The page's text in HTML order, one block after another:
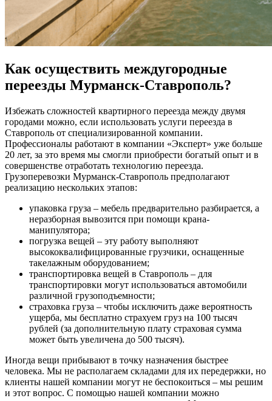
Как осуществить междугородные
переезды Мурманск-Ставрополь?
Избежать сложностей квартирного переезда между двумя
городами можно, если использовать услуги переезда в
Ставрополь от специализированной компании.
Профессионалы работают в компании «Эксперт» уже больше
20 лет, за это время мы смогли приобрести богатый опыт и в
совершенстве отработать технологию переезда.
Грузоперевозки Мурманск-Ставрополь предполагают
реализацию нескольких этапов:
упаковка груза – мебель предварительно разбирается, а
неразборная вывозится при помощи крана-
манипулятора;
погрузка вещей – эту работу выполняют
высококвалифицированные грузчики, оснащенные
такелажным оборудованием;
транспортировка вещей в Ставрополь – для
транспортировки могут использоваться автомобили
различной грузоподъемности;
страховка груза – чтобы исключить даже вероятность
ущерба, мы бесплатно страхуем груз на 100 тысяч
рублей (за дополнительную плату страховая сумма
может быть увеличена до 500 тысяч).
Иногда вещи прибывают в точку назначения быстрее
человека. Мы не располагаем складами для их передержки, но
клиенты нашей компании могут не беспокоиться – мы решим
и этот вопрос. С помощью нашей компании можно